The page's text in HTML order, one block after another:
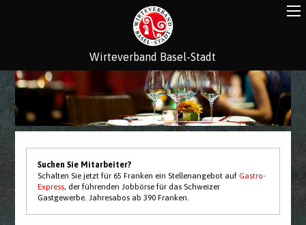
Wirteverband Basel-Stadt
Suchen Sie Mitarbeiter?
Schalten Sie jetzt für 65 Franken ein Stellenangebot aufGastro-
Express, der führenden Jobbörse für das Schweizer
Gastgewerbe. Jahresabos ab 390 Franken.